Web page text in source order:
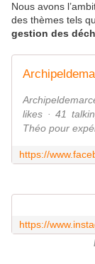
Nous avons
des thèmes tels
gestion des
likes · 41
Théo pour